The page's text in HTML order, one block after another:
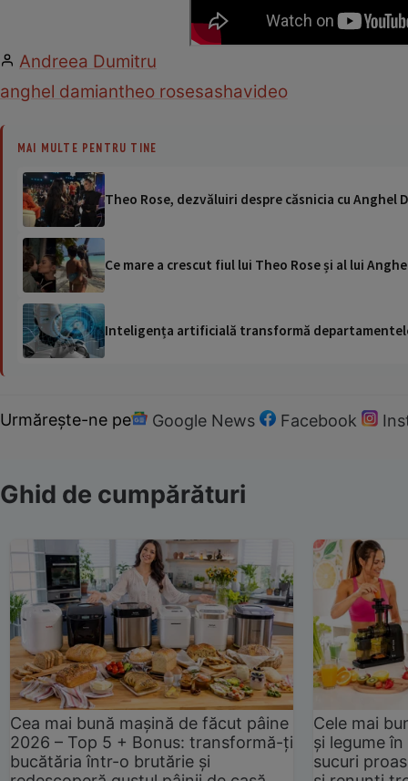
Andreea Dumitru
anghel damiantheo rosesashavideo
MAI MULTE PENTRU TINE
Theo Rose, dezvăluiri despre căsnicia cu Anghel
Ce mare a crescut fiul lui Theo Rose și al lui
Inteligența artificială transformă
Urmărește-ne pe Google News Facebook
Ghid de cumpărături
Cea mai bună mașină de făcut pâine
2026 – Top 5 + Bonus: transformă-ți
bucătăria într-o brutărie și
Cele mai
și legume
sucuri